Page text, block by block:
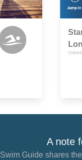
A note
Swim Guide shares